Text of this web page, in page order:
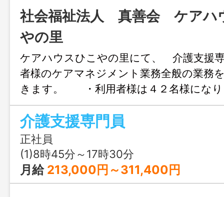
社会福祉法人 真善会 ケア
やの里
ケアハウスひこやの里にて、 介護支援
者様のケアマネジメント業務全般の業務
きます。 ・利用者様は４２名様になり
１～２の方は １５名利用されてい
スタッフでお世話をしています。
変更なし
介護支援専門員
正社員
(1)8時45分～17時30分
月給 213,000円～311,400円